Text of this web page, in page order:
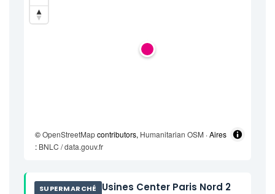
©OpenStreetMapcontributors, Humanitarian OSM · Aires
: BNLC / data.gouv.fr
SUPERMARCHÉ Usines Center Paris Nord 2